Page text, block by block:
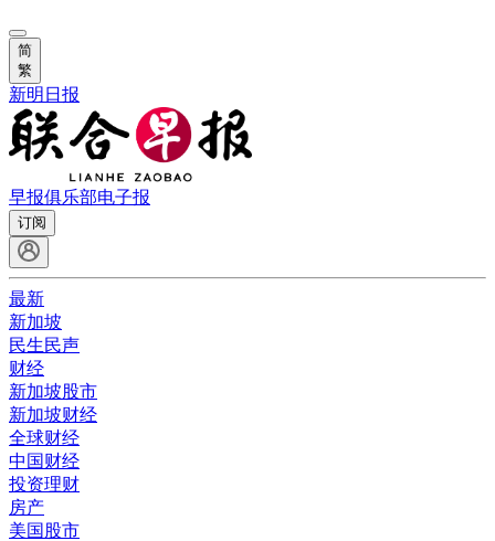
简
繁
新明日报
早报俱乐部电子报
订阅
最新
新加坡
民生民声
财经
新加坡股市
新加坡财经
全球财经
中国财经
投资理财
房产
美国股市